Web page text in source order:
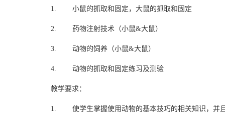
1. 小鼠的抓取和固定，大鼠的抓取和固定
2. 药物注射技术（小鼠&大鼠）
3. 动物的饲养（小鼠&大鼠）
4. 动物的抓取和固定练习及测验
教学要求：
1. 使学生掌握使用动物的基本技巧的相关知识，并